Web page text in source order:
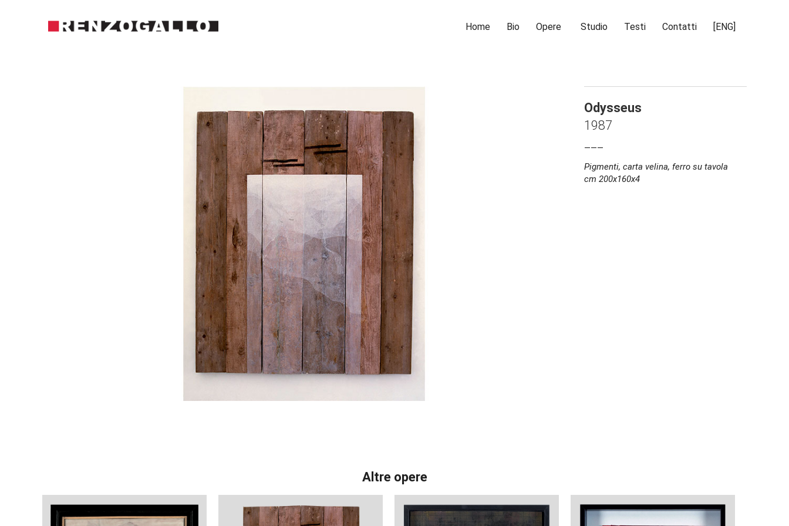
Home Bio Opere Studio Testi Contatti [ENG]
Odysseus
1987
Pigmenti, carta velina, ferro su tavola
cm 200x160x4
Altre opere